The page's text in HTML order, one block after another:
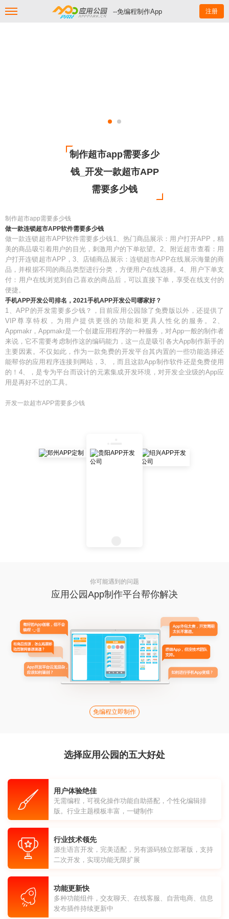
--免编程制作App 注册
制作超市app需要多少
钱_开发一款超市APP
需要多少钱
制作超市app需要多少钱
做一款连锁超市APP软件需要多少钱
做一款连锁超市APP软件需要多少钱1、热门商品展示：用户打开APP，精
美的商品吸引着用户的目光，刺激用户的下单欲望。2、附近超市查看：用
户打开连锁超市APP，3、店铺商品展示：连锁超市APP在线展示海量的商
品，并根据不同的商品类型进行分类，方便用户在线选择。4、用户下单支
付：用户在线浏览到自己喜欢的商品后，可以直接下单，享受在线支付的
便捷。
手机APP开发公司排名，2021手机APP开发公司哪家好？
1、APP的开发需要多少钱？，目前应用公园除了免费版以外，还提供了
VIP尊享特权，为用户提供更强的功能和更具人性化的服务。2、
Appmakr，Appmakr是一个创建应用程序的一种服务，对App一般的制作者
来说，它不需要考虑制作这的编码能力，这一点是吸引各大App制作新手的
主要因素。不仅如此，作为一款免费的开发平台其内置的一些功能选择还
能帮你的应用程序连接到网站，3、，而且这款App制作软件还是免费使用
的！4、，是专为平台而设计的元素集成开发环境，对开发企业级的App应
用是再好不过的工具。
开发一款超市APP需要多少钱
你可能遇到的问题
应用公园App制作平台帮你解决
免编程立即制作
选择应用公园的五大好处
用户体验绝佳
无需编程，可视化操作功能自助搭配，个性化编辑排
版。行业主题模板丰富，一键制作
行业技术领先
源生语言开发，完美适配，另有源码独立部署版，支持
二次开发，实现功能无限扩展
功能更新快
多种功能组件，交友聊天、在线客服、自营电商、信息
发布插件持续更新中